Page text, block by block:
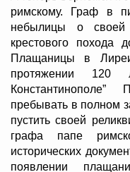
римскому. Граф в
небылицы о
крестового похода
Плащаницы в
протяжении 120
пребывать в полном
пустить своей
графа папе
исторических
появлении